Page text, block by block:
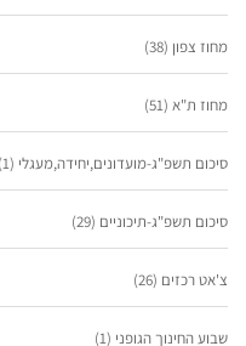
מחוז צפון (38)
מחוז ת"א (51)
סיכום תשפ"ג-מועדונים,יחידה,מעגלי (1)
סיכום תשפ"ג-תיכוניים (29)
צ'אט רכזים (26)
שבוע החינוך הגופני (1)